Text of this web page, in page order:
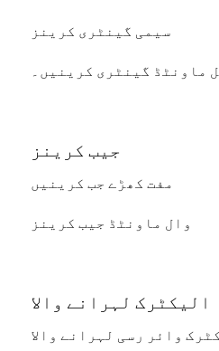
سیمی گینٹری کرینز
ماونٹڈ گینٹری کرینیں۔
جیب کرینز
مفت کھڑے جب کرینیں
وال ماونٹڈ جیب کرینز
الیکٹرک لہرانے والا
وائر رسی لہرانے والا